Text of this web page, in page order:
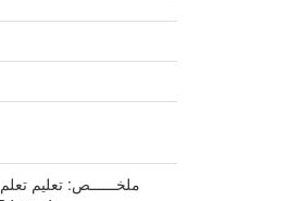
ملخــــــص: تعليم